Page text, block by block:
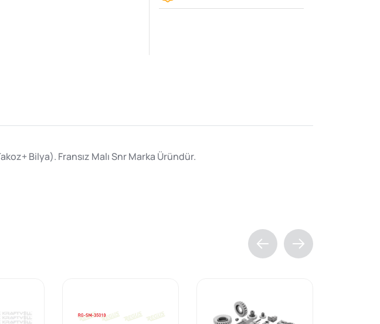
Bilya). Fransız Malı Snr Marka Üründür.